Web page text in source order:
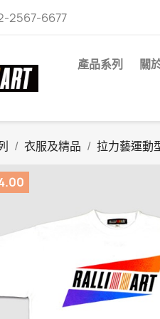
2567-6677
產品系列 關
衣服及精品 拉力藝運動